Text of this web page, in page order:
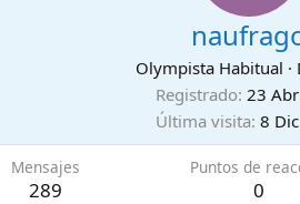
Olympista Habitual ·
Registrado 23
Última visita 8
Mensajes
289
Puntos de
0